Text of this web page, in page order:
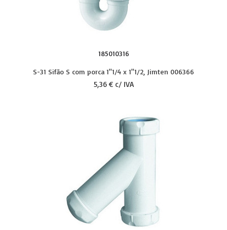
185010316
S-31 Sifão S com porca 1''1/4 x 1''1/2, Jimten 006366
5,36 € c/ IVA